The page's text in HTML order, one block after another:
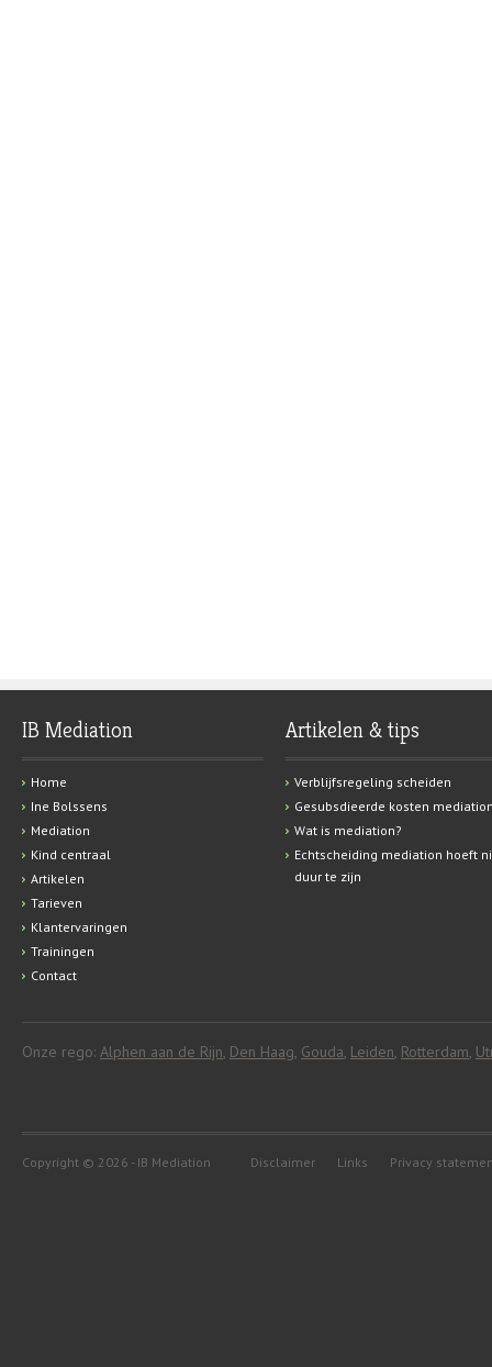
IB Mediation
Home
Ine Bolssens
Mediation
Kind centraal
Artikelen
Tarieven
Klantervaringen
Trainingen
Contact
Artikelen & tips
Verblijfsregeling scheiden
Gesubsdieerde kosten
Wat is mediation?
Echtscheiding mediation hoeft
duur te zijn
Onze rego: Alphen aan de Rijn, Den Haag, Gouda, Leiden, Rotterdam,
Copyright © 2026 - IB Mediation Disclaimer Links Privacy